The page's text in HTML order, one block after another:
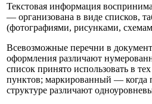
Текстовая информация
— организована в виде списков,
(фотографиями, рисунками,
Всевозможные перечни в
оформления различают
список принято использовать в
пунктов; маркированный — когда
структуре различают